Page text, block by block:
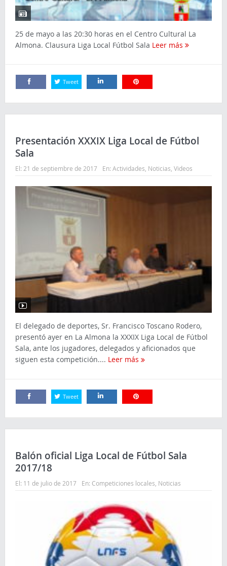
25 de mayo a las 20:30 horas en el Centro Cultural La
Almona. Clausura Liga Local Fútbol Sala Leer más
Tweet
Presentación XXXIX Liga Local de Fútbol
Sala
El: 21 de septiembre de 2017 En: Actividades, Noticias, Videos
El delegado de deportes, Sr. Francisco Toscano Rodero,
presentó ayer en La Almona la XXXIX Liga Local de Fútbol
Sala, ante los jugadores, delegados y aficionados que
siguen esta competición.... Leer más
Tweet
Balón oficial Liga Local de Fútbol Sala
2017/18
El: 11 de julio de 2017 En: Competiciones locales Noticias